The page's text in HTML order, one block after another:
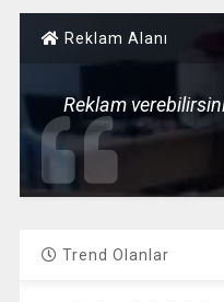
Reklam Alanı
Reklam
Trend Olanlar